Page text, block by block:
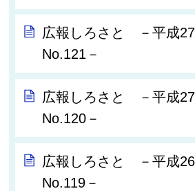
広報しろさと －平成
No.121－
広報しろさと －平成
No.120－
広報しろさと －平成
No.119－